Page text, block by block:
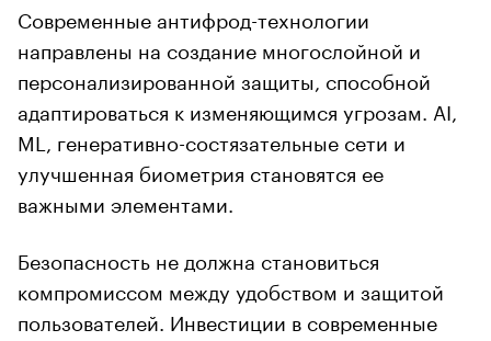
Современные антифрод-технологии
направлены на создание многослойной и
персонализированной защиты, способной
адаптироваться к изменяющимся угрозам. AI,
ML, генеративно-состязательные сети и
улучшенная биометрия становятся ее
важными элементами.
Безопасность не должна становиться
компромиссом между удобством и защитой
пользователей. Инвестиции в современные